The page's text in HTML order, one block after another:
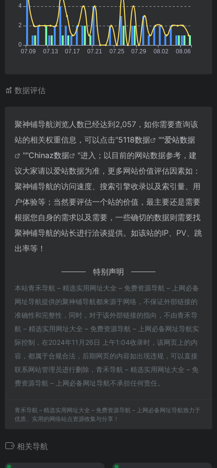
数据评估
聚神铺导航浏览人数已经达到2,057，如你需要查询该
站的相关权重信息，可以点击"5118数据 ""爱站数据
""Chinaz数据
"进入；以目前的网站数据参考，建
议大家请以爱站数据为准，更多网站价值评估因素如：
聚神铺导航的访问速度、搜索引擎收录以及索引量、用
户体验等；当然要评估一个站的价值，最主要还是需要
根据您自身的需求以及需要，一些确切的数据则需要找
聚神铺导航的站长进行洽谈提供。如该站的IP、PV、跳
出率等！
特别声明
本站青禾导航 – 精选实用网址大全 – 免费资源导航 – 上网必备
网址导航提供的聚神铺导航都来源于网络，不保证外部链接的
准确性和完整性，同时，对于该外部链接的指向，不由青禾导
航 – 精选实用网址大全 – 免费资源导航 – 上网必备网址导航实
际控制，在2024年11月26日 上午1:04收录时，该网页上的内
容，都属于合规合法，后期网页的内容如出现违规，可以直接
联系网站管理员进行删除，青禾导航 – 精选实用网址大全 – 免
费资源导航 – 上网必备网址导航不承担任何责任。
青禾导航 – 精选实用网址大全 – 免费资源导航 – 上网必备网址导航致力于
优质、实用的网络站点资源收集与分享！
相关导航